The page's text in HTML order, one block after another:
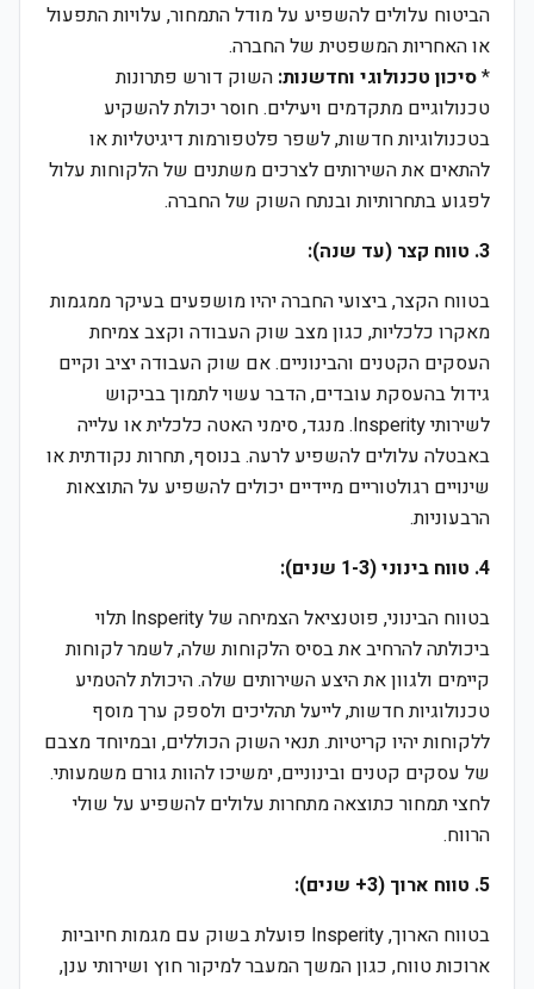
הביטוח עלולים להשפיע על מודל התמחור, עלויות התפעול
או האחריות המשפטית של החברה.
*סיכון טכנולוגי וחדשנות: השוק דורש פתרונות
טכנולוגיים מתקדמים ויעילים. חוסר יכולת להשקיע
בטכנולוגיות חדשות, לשפר פלטפורמות דיגיטליות או
להתאים את השירותים לצרכים משתנים של הלקוחות עלול
לפגוע בתחרותיות ובנתח השוק של החברה.
3. טווח קצר (עד שנה):
בטווח הקצר, ביצועי החברה יהיו מושפעים בעיקר ממגמות
מאקרו כלכליות, כגון מצב שוק העבודה וקצב צמיחת
העסקים הקטנים והבינוניים. אם שוק העבודה יציב וקיים
גידול בהעסקת עובדים, הדבר עשוי לתמוך בביקוש
לשירותי Insperity. מנגד, סימני האטה כלכלית או עלייה
באבטלה עלולים להשפיע לרעה. בנוסף, תחרות נקודתית או
שינויים רגולטוריים מיידיים יכולים להשפיע על התוצאות
הרבעוניות.
4. טווח בינוני (1-3 שנים):
בטווח הבינוני, פוטנציאל הצמיחה של Insperity תלוי
ביכולתה להרחיב את בסיס הלקוחות שלה, לשמר לקוחות
קיימים ולגוון את היצע השירותים שלה. היכולת להטמיע
טכנולוגיות חדשות, לייעל תהליכים ולספק ערך מוסף
ללקוחות יהיו קריטיות. תנאי השוק הכוללים, ובמיוחד מצבם
של עסקים קטנים ובינוניים, ימשיכו להוות גורם משמעותי.
לחצי תמחור כתוצאה מתחרות עלולים להשפיע על שולי
הרווח.
5. טווח ארוך (3+ שנים):
בטווח הארוך, Insperity פועלת בשוק עם מגמות חיוביות
ארוכות טווח, כגון המשך המעבר למיקור חוץ ושירותי ענן,